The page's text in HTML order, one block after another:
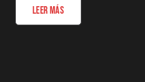
Leer Más